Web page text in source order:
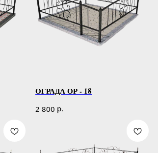
ОГРАДА ОР - 18
2 800 р.